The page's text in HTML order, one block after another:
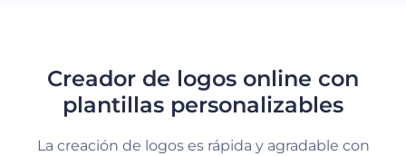
Creador de logos online con
plantillas personalizables
La creación de logos es rápida y agradable con